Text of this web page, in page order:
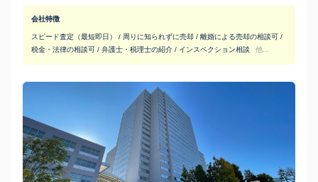
会社特徴
スピード査定（最短即日） / 周りに知られずに売却 / 離婚による売却の相談可 /
税金・法律の相談可 / 弁護士・税理士の紹介 / インスペクション相談
他...